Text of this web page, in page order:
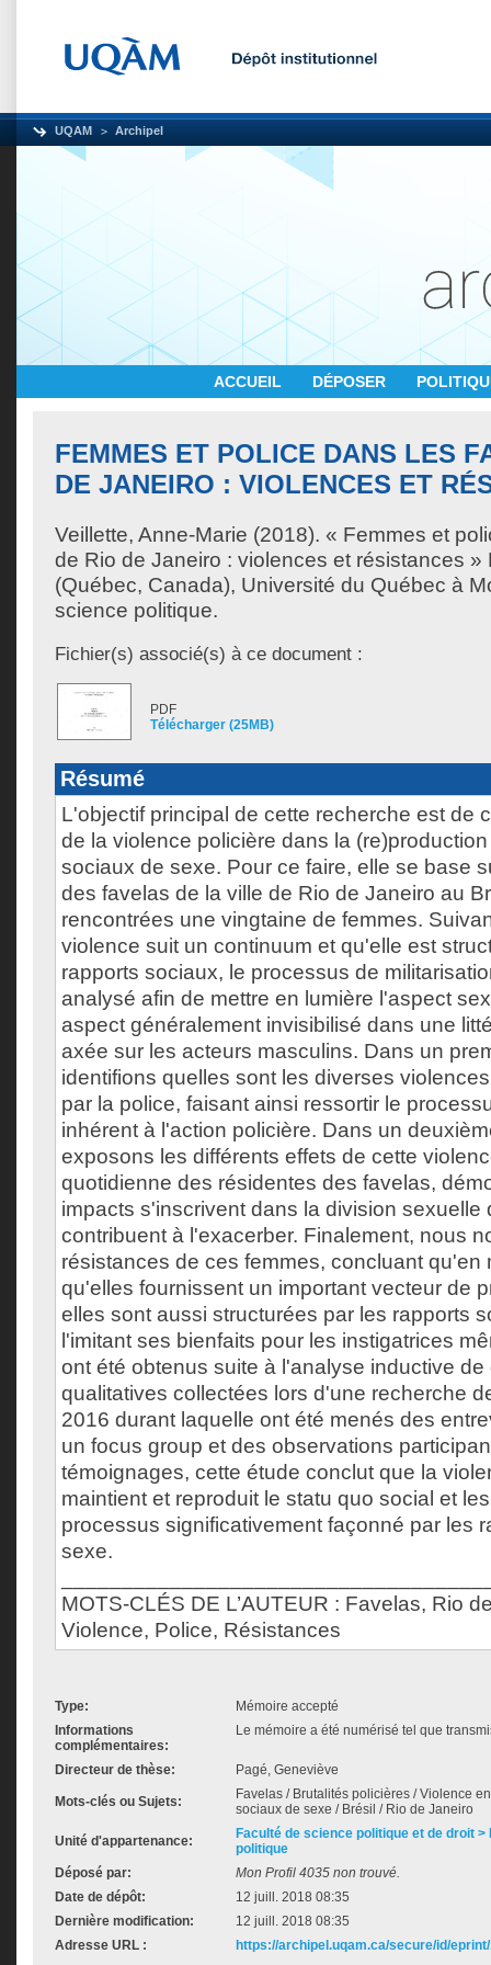
UQAM Archipel
ACCUEIL DÉPOSER
FEMMES ET POLICE DANS LES
DE JANEIRO : VIOLENCES ET
Veillette, Anne-Marie (2018). « Femmes et
de Rio de Janeiro : violences et résistances »
(Québec, Canada), Université du Québec à
science politique.
Fichier(s) associé(s) à ce document :
PDF
Télécharger (25MB)
Résumé
L'objectif principal de cette recherche est de
de la violence policière dans la
sociaux de sexe. Pour ce faire, elle se base
des favelas de la ville de Rio de Janeiro au
rencontrées une vingtaine de femmes.
violence suit un continuum et qu'elle est
rapports sociaux, le processus de
analysé afin de mettre en lumière l'aspect
aspect généralement invisibilisé dans une
axée sur les acteurs masculins. Dans un
identifions quelles sont les diverses
par la police, faisant ainsi ressortir le
inhérent à l'action policière. Dans un
exposons les différents effets de cette
quotidienne des résidentes des favelas,
impacts s'inscrivent dans la division sexuelle
contribuent à l'exacerber. Finalement, nous
résistances de ces femmes, concluant qu'en
qu'elles fournissent un important vecteur de
elles sont aussi structurées par les rapports
l'imitant ses bienfaits pour les instigatrices
ont été obtenus suite à l'analyse inductive
qualitatives collectées lors d'une recherche
2016 durant laquelle ont été menés des
un focus group et des observations
témoignages, cette étude conclut que la
maintient et reproduit le statu quo social et
processus significativement façonné par les
sexe.
MOTS-CLÉS DE L’AUTEUR : Favelas, Rio
Violence, Police, Résistances
Type:
Mémoire accepté
Informations
complémentaires:
Le mémoire a été numérisé tel que
Directeur de thèse: Pagé, Geneviève
Mots-clés ou Sujets:
Favelas / Brutalités policières / Violence
sociaux de sexe / Brésil / Rio de Janeiro
Unité d'appartenance:
Faculté de science politique et de droit
politique
Déposé par:
Mon Profil 4035 non trouvé.
Date de dépôt:
12 juill. 2018 08:35
Dernière modification:
12 juill. 2018 08:35
Adresse URL :
https://archipel.uqam.ca/secure/id/